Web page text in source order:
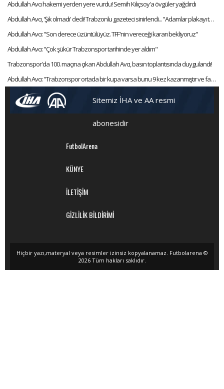
Abdullah Avcı hakemi yerden yere vurdu! Semih Kılıçsoy'a övgüler yağdırdı
Abdullah Avcı, 'Şık olmadı' dedi! Trabzonlu gazeteci sinirlendi... "Adamlar plakayı taktı hocam"
Abdullah Avcı: "Son derece üzüntülüyüz. TFF'nin vereceği kararı bekliyoruz"
Abdullah Avcı: "Çok şükür Trabzonspor tarihinde yer aldım"
Trabzonspor'da 100. maçına çıkan Abdullah Avcı, basın toplantısında duygulandı!
Abdullah Avcı: "Trabzonspor ortada bir kupa varsa bunu 9 kez kazanmıştır ve favorisidir"
Sitemiz İHA ve AA resmi
abonesidir
FutbolArena
KÜNYE
İLETİŞİM
GİZLİLİK BİLDİRİMİ
Hiçbir yazı,materyal veya resimler izinsiz kopyalanamaz. Futbolarena ©
2026 Tüm hakları saklıdır.